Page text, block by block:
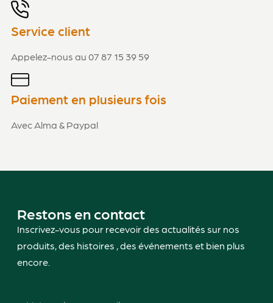
Service client
Appelez-nous au 07 87 15 39 59
Paiement en plusieurs fois
Avec Alma & Paypal
Restons en contact
Inscrivez-vous pour recevoir des actualités sur nos
produits, des histoires , des événements et bien plus
encore.